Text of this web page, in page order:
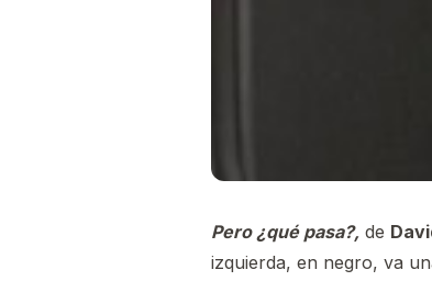
Pero ¿qué pasa?, de
izquierda, en negro, va